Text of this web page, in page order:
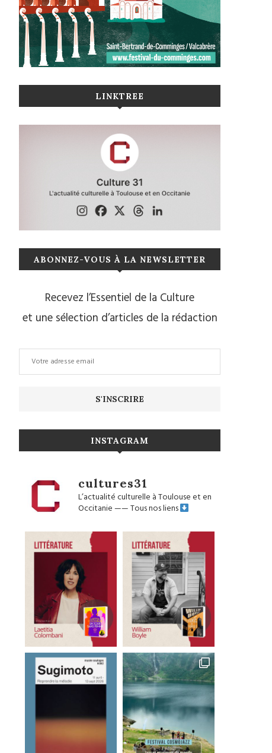
LINKTREE
ABONNEZ-VOUS À LA NEWSLETTER
Recevez l’Essentiel de la Culture
et une sélection d’articles de la rédaction
INSTAGRAM
cultures31
L’actualité culturelle à Toulouse et en
Occitanie——Tous nos liens